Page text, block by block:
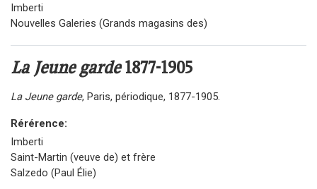
Imberti
Nouvelles Galeries (Grands magasins des)
La Jeune garde1877-1905
La Jeune garde, Paris, périodique, 1877-1905.
Rérérence:
Imberti
Saint-Martin (veuve de) et frère
Salzedo (Paul Élie)